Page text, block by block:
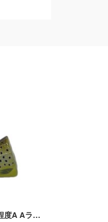
吉田光 ブローチ 程度A Aランク